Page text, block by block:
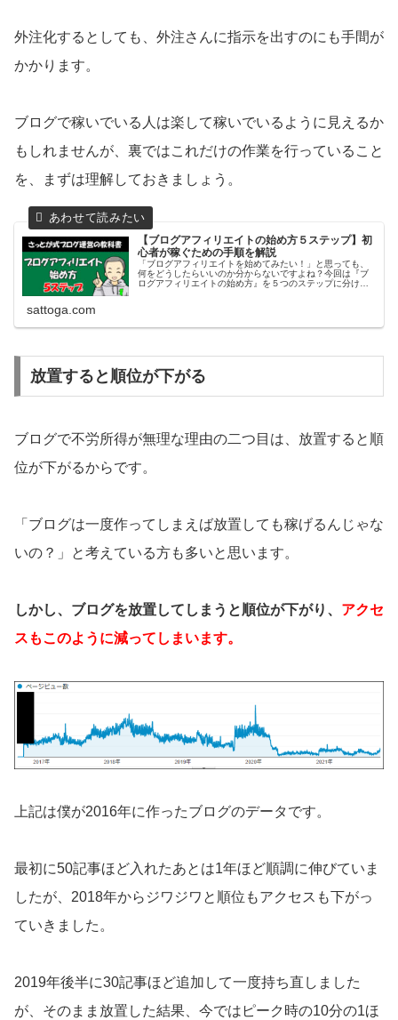
外注化するとしても、外注さんに指示を出すのにも手間が
かかります。
ブログで稼いでいる人は楽して稼いでいるように見えるか
もしれませんが、裏ではこれだけの作業を行っていること
を、まずは理解しておきましょう。
【ブログアフィリエイトの始め方５ステップ】初
心者が稼ぐための手順を解説
「ブログアフィリエイトを始めてみたい！」と思っても、
何をどうしたらいいのか分からないですよね？今回は『ブ
ログアフィリエイトの始め方』を５つのステップに分けて
sattoga.com
放置すると順位が下がる
ブログで不労所得が無理な理由の二つ目は、放置すると順
位が下がるからです。
「ブログは一度作ってしまえば放置しても稼げるんじゃな
いの？」と考えている方も多いと思います。
しかし、ブログを放置してしまうと順位が下がり、 アクセ
スもこのように減ってしまいます。
上記は僕が2016年に作ったブログのデータです。
最初に50記事ほど入れたあとは1年ほど順調に伸びていま
したが、2018年からジワジワと順位もアクセスも下がっ
ていきました。
2019年後半に30記事ほど追加して一度持ち直しました
が、そのまま放置した結果、今ではピーク時の10分の1ほ